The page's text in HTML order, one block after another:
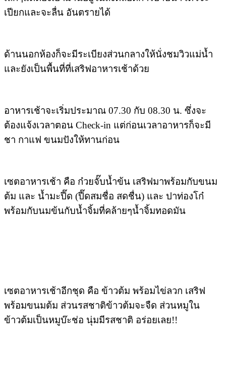
เปียกและจะลื่น อันตรายได้
ด้านนอกห้องก็จะมีระเบียงส่วนกลางให้นั่งชมวิวแม่น้ำ
และยังเป็นพื้นที่ที่เสริฟอาหารเช้าด้วย
อาหารเช้าจะเริ่มประมาณ 07.30 กับ 08.30 น. ซึ่งจะ
ต้องแจ้งเวลาตอน Check-in แต่ก่อนเวลาอาหารก็จะมี
ชา กาแฟ ขนมปังให้ทานก่อน
เซตอาหารเช้า คือ ก๋วยจั๊บน้ำข้น เสริฟมาพร้อมกับขนม
ต้ม และ น้ำมะปี๊ด (ปี๊ดสมชื่อ สดชื่น) และ ปาท่องโก๋
พร้อมกับนมข้นกับน้ำจิ้มที่คล้ายๆน้ำจิ้มทอดมัน
เซตอาหารเช้าอีกชุด คือ ข้าวต้ม พร้อมไข่ลวก เสริฟ
พร้อมขนมต้ม ส่วนรสชาติข้าวต้มจะจืด ส่วนหมูใน
ข้าวต้มเป็นหมูบ๊ะช่อ นุ่มมีรสชาติ อร่อยเลย!!